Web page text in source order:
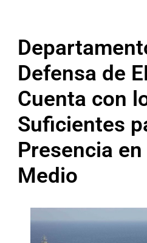
Defensa de
Cuenta con
Suficientes
Presencia
Medio